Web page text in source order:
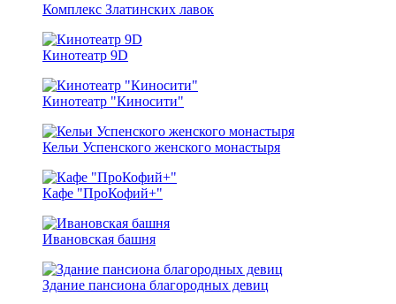
Комплекс Златинских лавок
Кинотеатр 9D
Кинотеатр "Киносити"
Кельи Успенского женского монастыря
Кафе "ПроКофий+"
Ивановская башня
Здание пансиона благородных девиц